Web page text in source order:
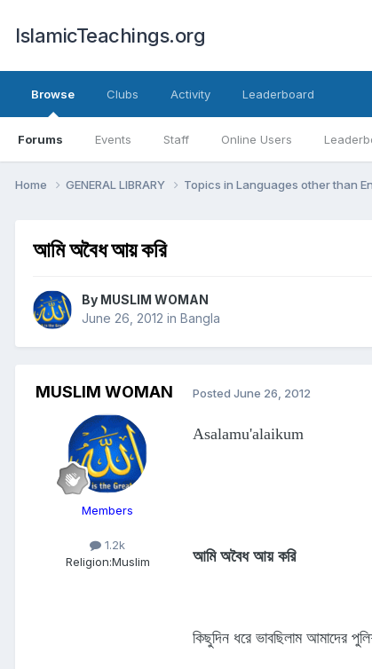
IslamicTeachings.org
Browse
Forums Events Staff Online Users
Clubs Activity Leaderboard
Home GENERAL LIBRARY Topics in Languages other than
আমি অবৈধ আয় করি
By MUSLIM WOMAN
June 26, 2012 in Bangla
MUSLIM WOMAN
Members
1.2k
Religion:Muslim
Posted June 26, 2012
Asalamu'alaikum
আমি অবৈধ আয় করি
কিছুদিন ধরে ভাবছিলাম আমাদের